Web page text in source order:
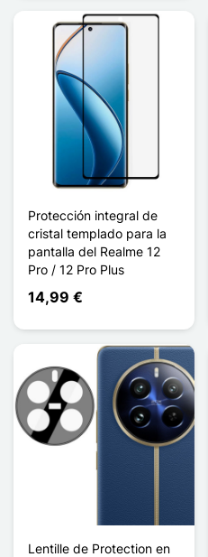
Protección integral de
cristal templado para la
pantalla del Realme 12
Pro / 12 Pro Plus
14,99 €
Lentille de Protection en